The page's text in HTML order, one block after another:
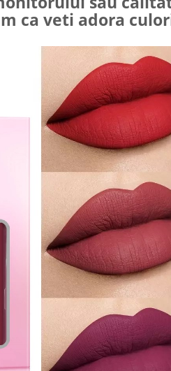
ca veti adora